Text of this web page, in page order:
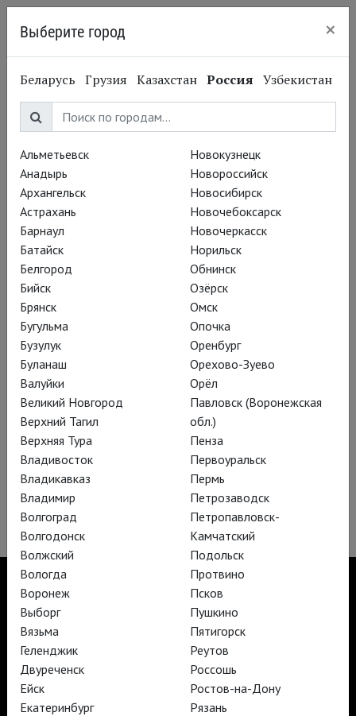
МТЮЗ
Собачье сердце
Смешное и трагическое превращение Шарика в человека от
театрального экспериментатора Антона Фёдорова
TheatreHD
TheatreHD Опера
АРТ-ЛЕКТОРИЙ В КИНО
Выберите город ×
Беларусь Грузия Казахстан Россия Узбекистан
Альметьевск
Анадырь
Архангельск
Астрахань
Барнаул
Батайск
Белгород
Бийск
Брянск
Бугульма
Бузулук
Буланаш
Валуйки
Великий Новгород
Верхний Тагил
Верхняя Тура
Владивосток
Владикавказ
Владимир
Волгоград
Волгодонск
Волжский
Вологда
Воронеж
Выборг
Вязьма
Геленджик
Двуреченск
Ейск
Екатеринбург
Новокузнецк
Новороссийск
Новосибирск
Новочебоксарск
Новочеркасск
Норильск
Обнинск
Озёрск
Омск
Опочка
Оренбург
Орехово-Зуево
Орёл
Павловск (Воронежская
обл.)
Пенза
Первоуральск
Пермь
Петрозаводск
Петропавловск-
Камчатский
Подольск
Протвино
Псков
Пушкино
Пятигорск
Реутов
Россошь
Ростов-на-Дону
Рязань